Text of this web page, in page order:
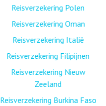
Reisverzekering Polen
Reisverzekering Oman
Reisverzekering Italië
Reisverzekering Filipijnen
Reisverzekering Nieuw
Zeeland
Reisverzekering Burkina Faso